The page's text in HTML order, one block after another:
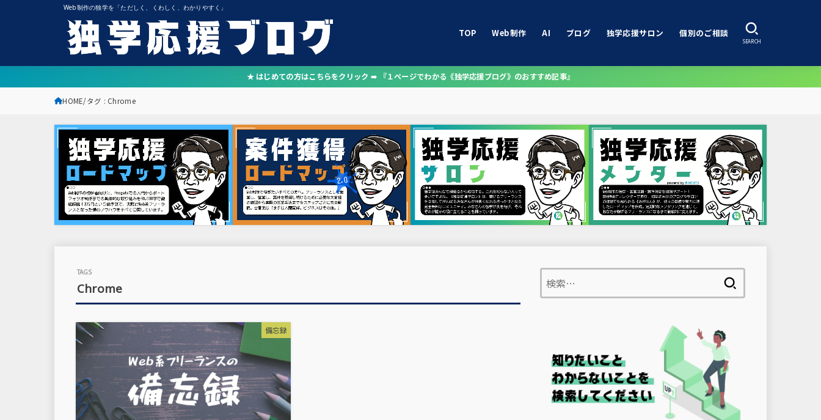
Web制作の独学を「ただしく、くわしく、わかりやすく」
TOP Web制作 AI ブログ 独学応援サロン 個別のご相談
SEARCH
★ はじめての方はこちらをクリック ➠ 『１ページでわかる《独学応援ブログ》のおすすめ記事』
HOME タグ : Chrome
Chrome
備忘録